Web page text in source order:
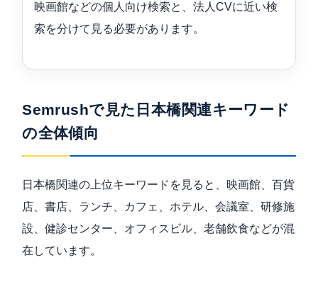
映画館などの個人向け検索と、法人CVに近い検
索を分けて見る必要があります。
Semrushで見た日本橋関連キーワード
の全体傾向
日本橋関連の上位キーワードを見ると、映画館、百貨
店、書店、ランチ、カフェ、ホテル、会議室、研修施
設、健診センター、オフィスビル、老舗飲食などが混
在しています。